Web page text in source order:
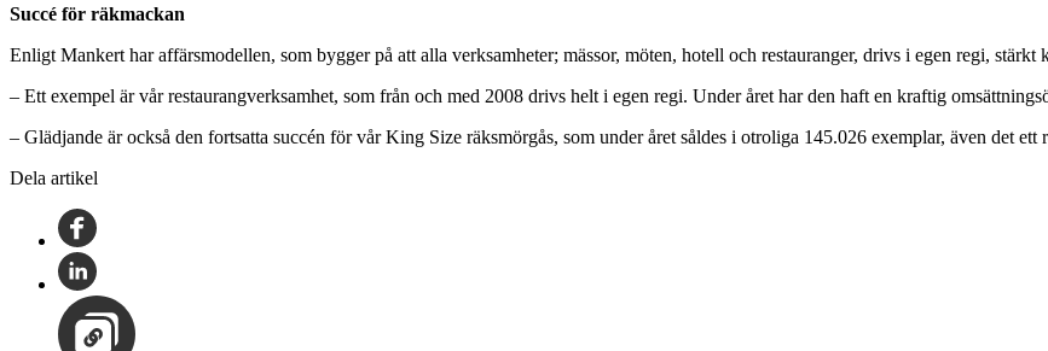
Succé för räkmackan
Enligt Mankert har affärsmodellen, som bygger på att alla verksamheter; mässor, möten, hotell och restauranger, drivs i egen regi, stärkt
– Ett exempel är vår restaurangverksamhet, som från och med 2008 drivs helt i egen regi. Under året har den haft en kraftig
– Glädjande är också den fortsatta succén för vår King Size räksmörgås, som under året såldes i otroliga 145.026 exemplar, även det ett
Dela artikel